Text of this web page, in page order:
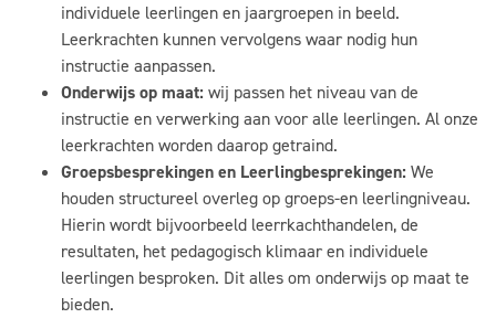
individuele leerlingen en jaargroepen in beeld.
Leerkrachten kunnen vervolgens waar nodig hun
instructie aanpassen.
Onderwijs op maat: wij passen het niveau van de
instructie en verwerking aan voor alle leerlingen. Al onze
leerkrachten worden daarop getraind.
Groepsbesprekingen en Leerlingbesprekingen: We
houden structureel overleg op groeps-en leerlingniveau.
Hierin wordt bijvoorbeeld leerrkachthandelen, de
resultaten, het pedagogisch klimaar en individuele
leerlingen besproken. Dit alles om onderwijs op maat te
bieden.